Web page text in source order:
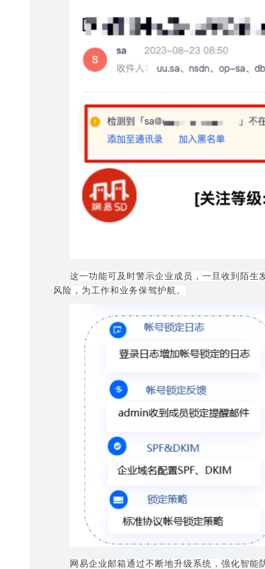
这一功能可及时警示企业成 员， 一旦收到陌生
风险，为工作和业务保驾护航。
网易企业邮箱通过不断地升级系统，强化智